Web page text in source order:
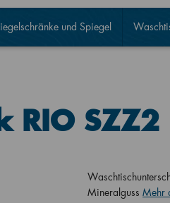
und Spiegel
RIO
Mineralguss Mehr